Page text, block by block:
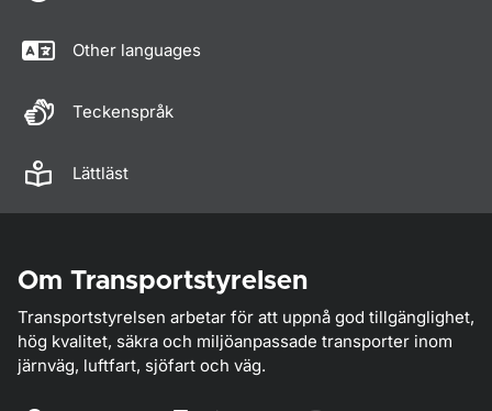
Other languages
Teckenspråk
Lättläst
Om Transportstyrelsen
Transportstyrelsen arbetar för att uppnå god tillgänglighet,
hög kvalitet, säkra och miljöanpassade transporter inom
järnväg, luftfart, sjöfart och väg.